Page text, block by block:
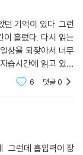
던 기억이 있다. 그런
이 흘렀다. 다시 읽는
상을 되찾아서 너무
습시간에 읽고 있는
도움이 될것 같다.
6 댓글0